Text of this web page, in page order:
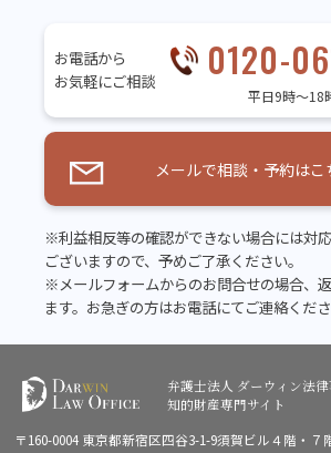
お電話から
お気軽にご相談
0120-
平日9時～18
メールで相談・予約はこ
※利益相反等の確認ができない場合には対
ございますので、予めご了承ください。
※メールフォームからのお問合せの場合、
ます。お急ぎの方はお電話にてご連絡くださ
弁護士法人 ダーウィン法
知的財産専門サイト
〒160-0004 東京都新宿区四谷3-1-9須賀ビル４階・７